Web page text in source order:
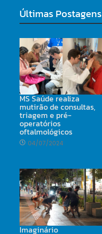
Últimas Postagens
MS Saúde realiza
mutirão de consultas,
triagem e pré-
operatórios
oftalmológicos
04/07/2024
Imaginário